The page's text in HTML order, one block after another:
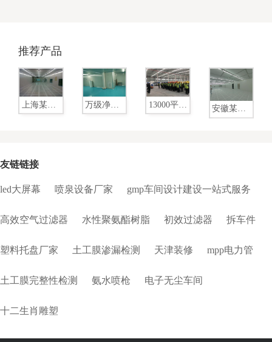
推荐产品
上海某普
半导体-—
万级净化
车间装修
13000平米
十万级电
安徽某惠
电子-百级
友链链接
led大屏幕 喷泉设备厂家 gmp车间设计建设一站式服务
高效空气过滤器 水性聚氨酯树脂 初效过滤器 拆车件
塑料托盘厂家 土工膜渗漏检测 天津装修 mpp电力管
土工膜完整性检测 氨水喷枪 电子无尘车间
十二生肖雕塑